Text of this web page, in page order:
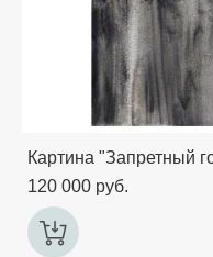
Картина "Запретный
120 000 pуб.